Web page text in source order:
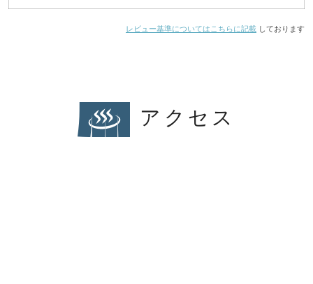
レビュー基準についてはこちらに記載 しております
アクセス